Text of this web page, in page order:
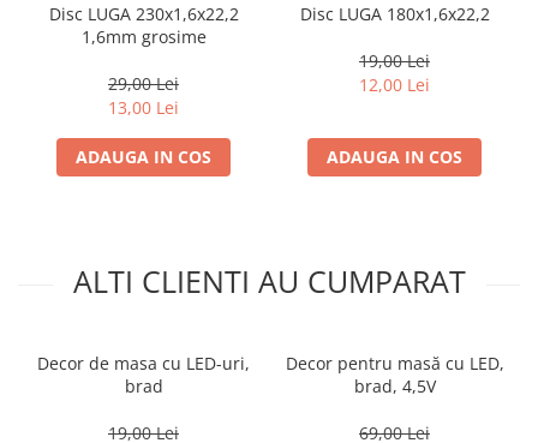
Disc LUGA 230x1,6x22,2
1,6mm grosime
29,00 Lei
13,00 Lei
ADAUGA IN COS
Disc LUGA 180x1,6x22,2
19,00 Lei
12,00 Lei
ADAUGA IN COS
ALTI CLIENTI AU CUMPARAT
Decor de masa cu LED-uri,
brad
19,00 Lei
Decor pentru masă cu LED,
brad, 4,5V
69,00 Lei